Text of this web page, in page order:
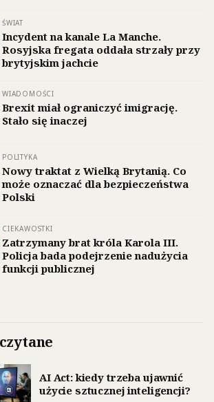
ŚWIAT
Incydent na kanale La Manche.
Rosyjska fregata oddała strzały przy
brytyjskim jachcie
WIADOMOŚCI
Brexit miał ograniczyć imigrację.
Stało się inaczej
POLITYKA
Nowy traktat z Wielką Brytanią. Co
może oznaczać dla bezpieczeństwa
Polski
CIEKAWOSTKI
Zatrzymany brat króla Karola III.
Policja bada podejrzenie nadużycia
funkcji publicznej
AI Act: kiedy trzeba ujawnić
użycie sztucznej inteligencji?